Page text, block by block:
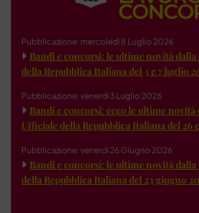
Pubblicazione: mercoledì 8 Luglio 2026
Bandi e concorsi: le ultime novità
della Repubblica Italiana del 3 e 7 luglio
Pubblicazione: venerdì 3 Luglio 2026
Bandi e concorsi: ecco le ultime novità
Ufficiale della Repubblica Italiana del 26
Pubblicazione: venerdì 26 Giugno 2026
Bandi e concorsi: le ultime novità
della Repubblica Italiana del 23 giugno